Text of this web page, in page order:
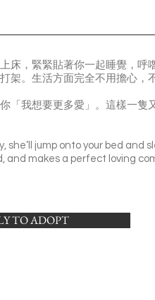
，緊緊貼著你一起睡覺，呼
架。生活方面完全不用擔心，
「我想要更多愛」。這樣一隻
jump onto your bed and
and makes a perfect loving
TO ADOPT